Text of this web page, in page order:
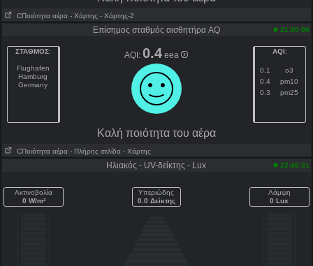
CΠοιότητα αέρα - Χάρτης - Χάρτης-2
Επίσημος σταθμός αισθητήρα AQ 21:00:00
ΣΤΑΘΜΟΣ:
Flughafen
Hamburg
Germany
AQI:0.4 eea AQI:
0.1
o3
0.4
pm10
0.3
pm25
Kαλή ποιότητα του αέρα
CΠοιότητα αέρα - Πλήρης σελίδα - Χάρτης
Ηλιακός - UV-δείκτης - Lux 22:46:31
Ακτινοβολία
0 W/m²
Υπεριώδης
0.0 Δείκτης
Λάμψη
0 Lux